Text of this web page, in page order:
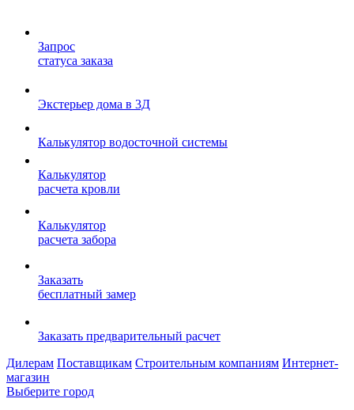
Запрос
статуса заказа
Экстерьер дома в 3Д
Калькулятор водосточной системы
Калькулятор
расчета кровли
Калькулятор
расчета забора
Заказать
бесплатный замер
Заказать предварительный расчет
Дилерам Поставщикам Строительным компаниям Интернет-
магазин
Выберите город